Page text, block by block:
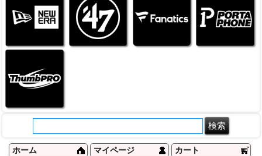
ホーム マイページ カート